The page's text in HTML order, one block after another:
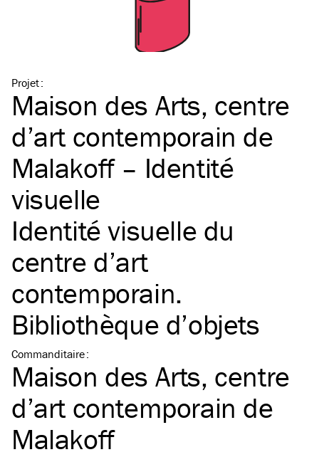
Projet:
Maison des Arts, centre
d’art contemporain de
Malakoff – Identité
visuelle
Identité visuelle du
centre d’art
contemporain.
Bibliothèque d’objets
Commanditaire:
Maison des Arts, centre
d’art contemporain de
Malakoff